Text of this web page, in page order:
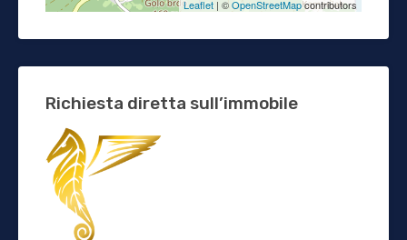
Leaflet | ©OpenStreetMapcontributors
Richiesta diretta sull’immobile